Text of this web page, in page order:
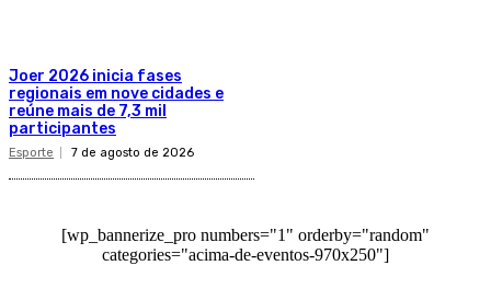
Joer 2026 inicia fases
regionais em nove cidades e
reúne mais de 7,3 mil
participantes
Esporte 7 de agosto de 2026
[wp_bannerize_pro numbers="1" orderby="random"
categories="acima-de-eventos-970x250"]